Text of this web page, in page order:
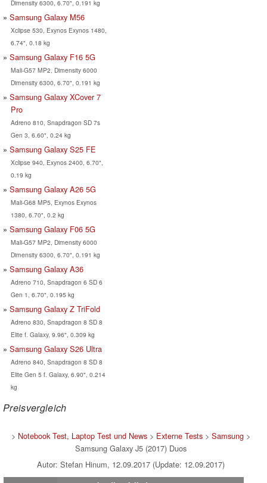
Dimensity 6300, 6.70", 0.191 kg
Samsung Galaxy M56
Xclipse 530, Exynos Exynos 1480,
6.74", 0.18 kg
Samsung Galaxy F16 5G
Mali-G57 MP2, Dimensity 6000
Dimensity 6300, 6.70", 0.191 kg
Samsung Galaxy XCover 7
Pro
Adreno 810, Snapdragon SD 7s
Gen 3, 6.60", 0.24 kg
Samsung Galaxy S25 FE
Xclipse 940, Exynos 2400, 6.70",
0.19 kg
Samsung Galaxy A26 5G
Mali-G68 MP5, Exynos Exynos
1380, 6.70", 0.2 kg
Samsung Galaxy F06 5G
Mali-G57 MP2, Dimensity 6000
Dimensity 6300, 6.70", 0.191 kg
Samsung Galaxy A36
Adreno 710, Snapdragon 6 SD 6
Gen 1, 6.70", 0.195 kg
Samsung Galaxy Z TriFold
Adreno 830, Snapdragon 8 SD 8
Elite f. Galaxy, 9.96", 0.309 kg
Samsung Galaxy S26 Ultra
Adreno 840, Snapdragon 8 SD 8
Elite Gen 5 f. Galaxy, 6.90", 0.214
kg
Preisvergleich
> Notebook Test, Laptop Test und News> Externe Tests> Samsung>
Samsung Galaxy J5 (2017) Duos
Autor: Stefan Hinum, 12.09.2017 (Update: 12.09.2017)